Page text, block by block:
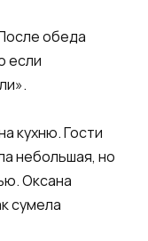
обеда
если
кухню. Гости
небольшая, но
Оксана
сумела